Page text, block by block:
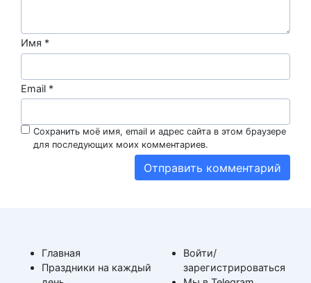
Имя *
Email *
Сохранить моё имя, email и адрес сайта в этом браузере
для последующих моих комментариев.
Главная
Праздники на каждый
Войти/
зарегистрироваться